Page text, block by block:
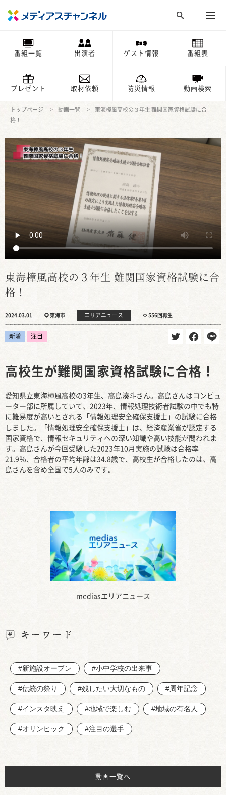
番組一覧 出演者 ゲスト情報 番組表
プレゼント 取材依頼 防災情報 動画検索
トップページ 動画一覧
東海樟風高校の３年生 難関国家資格試験に合
格！
東海樟風高校の３年生 難関国家資格試験に合
格！
2024.03.01 東海市 エリアニュース 556回再生
新着 注目
mediasエリアニュース
高校生が難関国家資格試験に合格！
愛知県立東海樟風高校の3年生、高島湊斗さん。高島さんはコンピュ
ーター部に所属していて、2023年、情報処理技術者試験の中でも特
に難易度が高いとされる「情報処理安全確保支援士」の試験に合格
しました。「情報処理安全確保支援士」は、経済産業省が認定する
国家資格で、情報セキュリティへの深い知識や高い技能が問われま
す。高島さんが今回受験した2023年10月実施の試験は合格率
21.9％、合格者の平均年齢は34.8歳で、高校生が合格したのは、高
島さんを含め全国で5人のみです。
キーワード
#新施設オープン #小中学校の出来事
#伝統の祭り #残したい大切なもの #周年記念
#インスタ映え #地域で楽しむ #地域の有名人
#オリンピック #注目の選手
動画一覧へ